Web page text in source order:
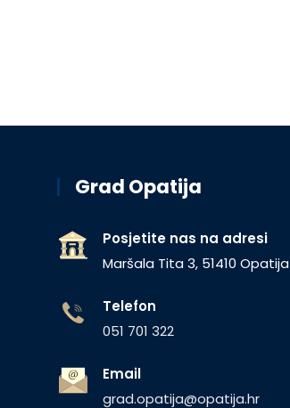
Grad Opatija
Posjetite nas na adresi
Maršala Tita 3, 51410 Opatija
Telefon
051 701 322
Email
grad.opatija@opatija.hr